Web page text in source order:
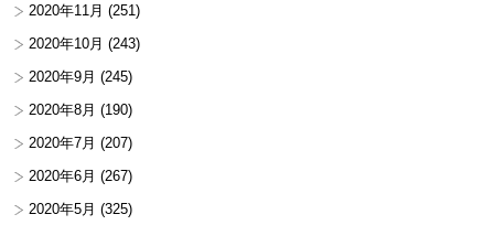
2020年11月 (251)
2020年10月 (243)
2020年9月 (245)
2020年8月 (190)
2020年7月 (207)
2020年6月 (267)
2020年5月 (325)